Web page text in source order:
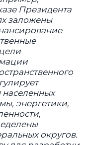
Президента
заложены
энергетики,
округов.